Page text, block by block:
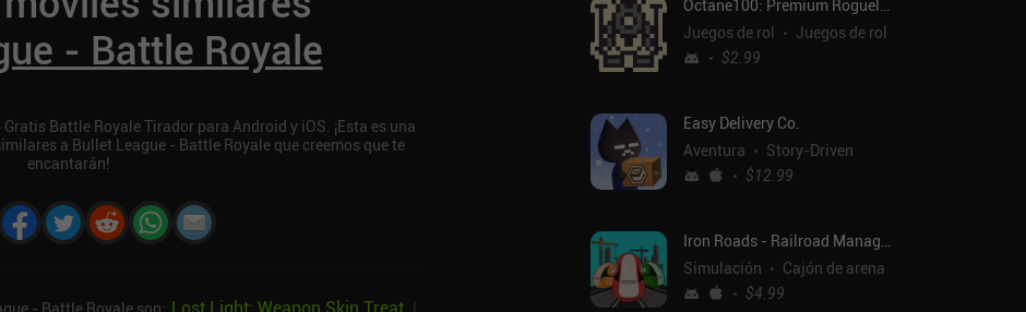
- Battle Royale
Battle Royale Tirador para Android y iOS. ¡Esta es una
a Bullet League - Battle Royale que creemos que te
encantarán!
Octane100: Premium Roguelike
Juegos de rol
Juegos de rol
$2.99
Easy Delivery Co.
Aventura
Story-Driven
$12.99
Iron Roads - Railroad Manager
Simulación
Cajón de arena
$4.99